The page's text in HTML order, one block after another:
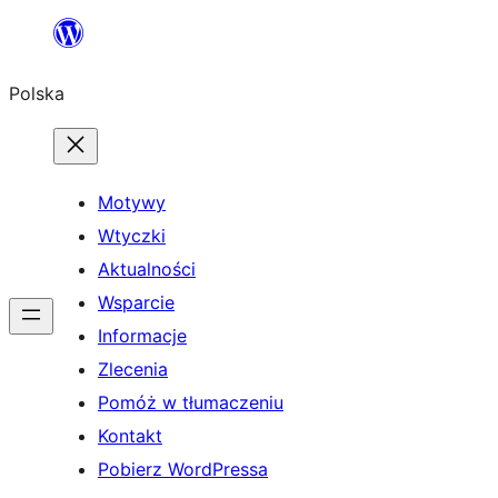
Przejdź
treści
Polska
Motywy
Wtyczki
Aktualności
Wsparcie
Informacje
Zlecenia
Pomóż w tłumaczeniu
Kontakt
Pobierz WordPressa